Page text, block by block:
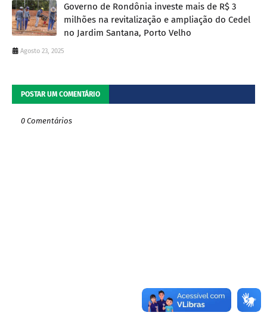
Governo de Rondônia investe mais de R$ 3
milhões na revitalização e ampliação do Cedel
no Jardim Santana, Porto Velho
Agosto 23, 2025
POSTAR UM COMENTÁRIO
0 Comentários